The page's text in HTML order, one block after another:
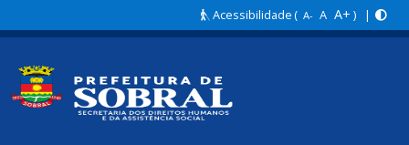
Acessibilidade( A- A A+ ) |